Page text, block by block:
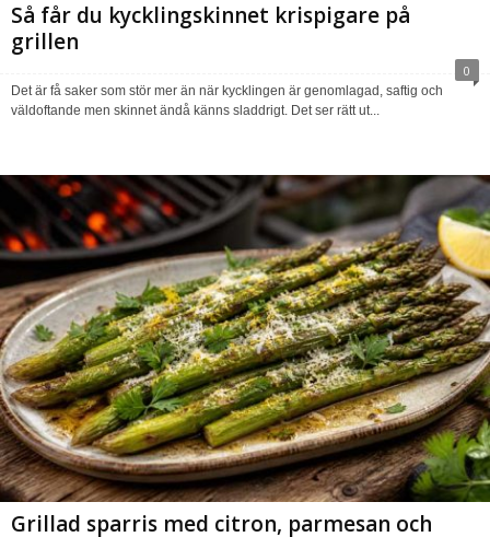
Så får du kycklingskinnet krispigare på
grillen
0
Det är få saker som stör mer än när kycklingen är genomlagad, saftig och
väldoftande men skinnet ändå känns sladdrigt. Det ser rätt ut...
Grillad sparris med citron, parmesan och